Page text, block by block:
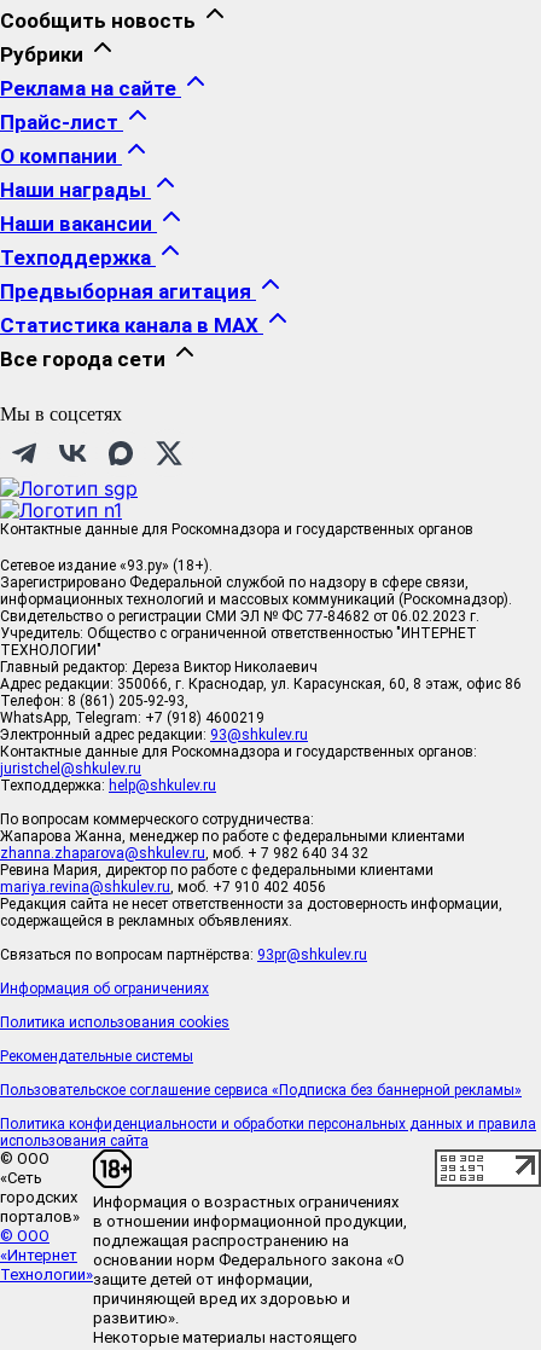
Сообщить новость
Рубрики
Реклама на сайте
Прайс-лист
О компании
Наши награды
Наши вакансии
Техподдержка
Предвыборная агитация
Статистика канала в MAX
Все города сети
Мы в соцсетях
Контактные данные для Роскомнадзора и государственных органов
Сетевое издание «93.ру» (18+).
Зарегистрировано Федеральной службой по надзору в сфере связи,
информационных технологий и массовых коммуникаций (Роскомнадзор).
Свидетельство о регистрации СМИ ЭЛ № ФС 77-84682 от 06.02.2023 г.
Учредитель: Общество с ограниченной ответственностью "ИНТЕРНЕТ
ТЕХНОЛОГИИ"
Главный редактор: Дереза Виктор Николаевич
Адрес редакции: 350066, г. Краснодар, ул. Карасунская, 60, 8 этаж, офис 86
Телефон: 8 (861) 205-92-93,
WhatsApp, Telegram: +7 (918) 4600219
Электронный адрес редакции: 93@shkulev.ru
Контактные данные для Роскомнадзора и государственных органов:
juristchel@shkulev.ru
Техподдержка: help@shkulev.ru
По вопросам коммерческого сотрудничества:
Жапарова Жанна, менеджер по работе с федеральными клиентами
zhanna.zhaparova@shkulev.ru, моб. + 7 982 640 34 32
Ревина Мария, директор по работе с федеральными клиентами
mariya.revina@shkulev.ru, моб. +7 910 402 4056
Редакция сайта не несет ответственности за достоверность информации,
содержащейся в рекламных объявлениях.
Связаться по вопросам партнёрства: 93pr@shkulev.ru
Информация об ограничениях
Политика использования cookies
Рекомендательные системы
Пользовательское соглашение сервиса «Подписка без баннерной рекламы»
Политика конфиденциальности и обработки персональных данных и правила
использования сайта
© ООО
«Сеть
городских
порталов»
© ООО
«Интернет
Технологии»
Информация о возрастных ограничениях
в отношении информационной продукции,
подлежащая распространению на
основании норм Федерального закона «О
защите детей от информации,
причиняющей вред их здоровью и
развитию».
Некоторые материалы настоящего